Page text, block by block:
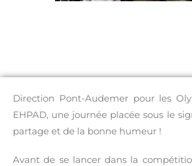
Direction Pont-Audemer pour les
EHPAD, une journée placée sous le
partage et de la bonne humeur !
Avant de se lancer dans la